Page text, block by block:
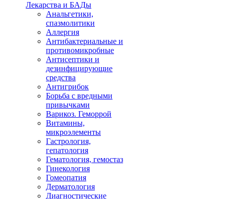
Лекарства и БАДы
Анальгетики,
спазмолитики
Аллергия
Антибактериальные и
противомикробные
Антисептики и
дезинфицирующие
средства
Антигрибок
Борьба с вредными
привычками
Варикоз. Геморрой
Витамины,
микроэлементы
Гастрология,
гепатология
Гематология, гемостаз
Гинекология
Гомеопатия
Дерматология
Диагностические